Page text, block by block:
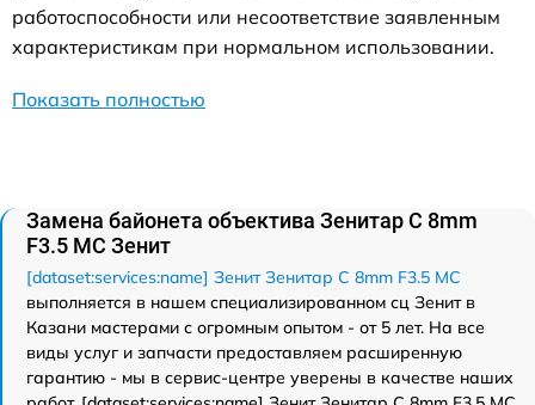
работоспособности или несоответствие заявленным
характеристикам при нормальном использовании.
Показать полностью
Замена байонета объектива Зенитар C 8mm
F3.5 МС Зенит
[dataset:services:name] Зенит Зенитар C 8mm F3.5 МС
выполняется в нашем специализированном сц Зенит в
Казани мастерами с огромным опытом - от 5 лет. На все
виды услуг и запчасти предоставляем расширенную
гарантию - мы в сервис-центре уверены в качестве наших